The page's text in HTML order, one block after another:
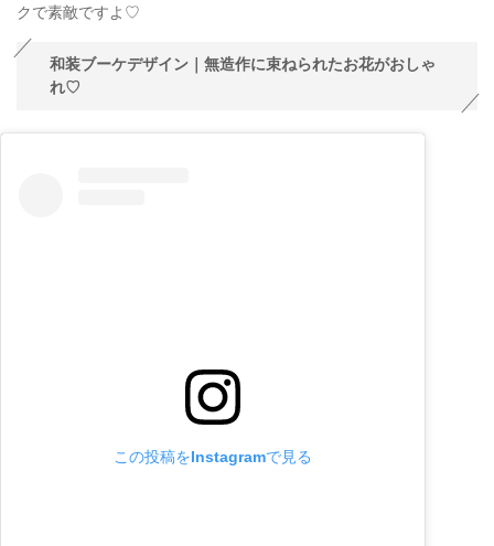
クで素敵ですよ♡
和装ブーケデザイン｜無造作に束ねられたお花がおしゃ
れ♡
この投稿をInstagramで見る